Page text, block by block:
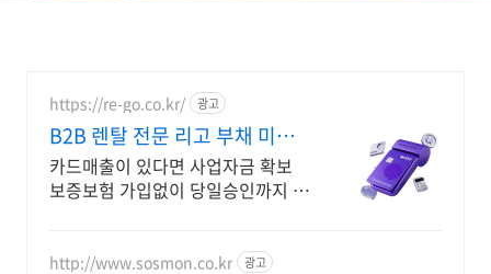
https://re-go.co.kr/ 광고
B2B 렌탈 전문 리고 부채 미등
재, 전액 비용처리
카드매출이 있다면 사업자금 확보
보증보험 가입없이 당일승인까지 바
http://www.sosmon.co.kr 광고